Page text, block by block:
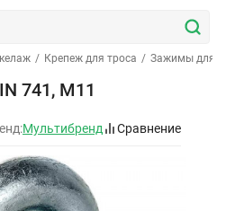
/ Крепеж для троса / Зажимы для
741, М11
Мультибренд Сравнение